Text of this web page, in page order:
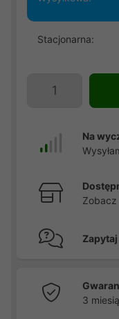
Stacjonarna:
Na
3